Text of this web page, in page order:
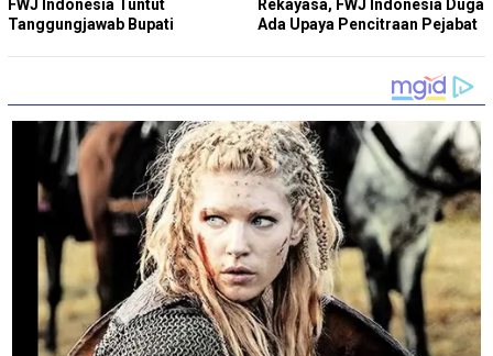
FWJ Indonesia Tuntut
Tanggungjawab Bupati
Rekayasa, FWJ Indonesia Duga
Ada Upaya Pencitraan Pejabat